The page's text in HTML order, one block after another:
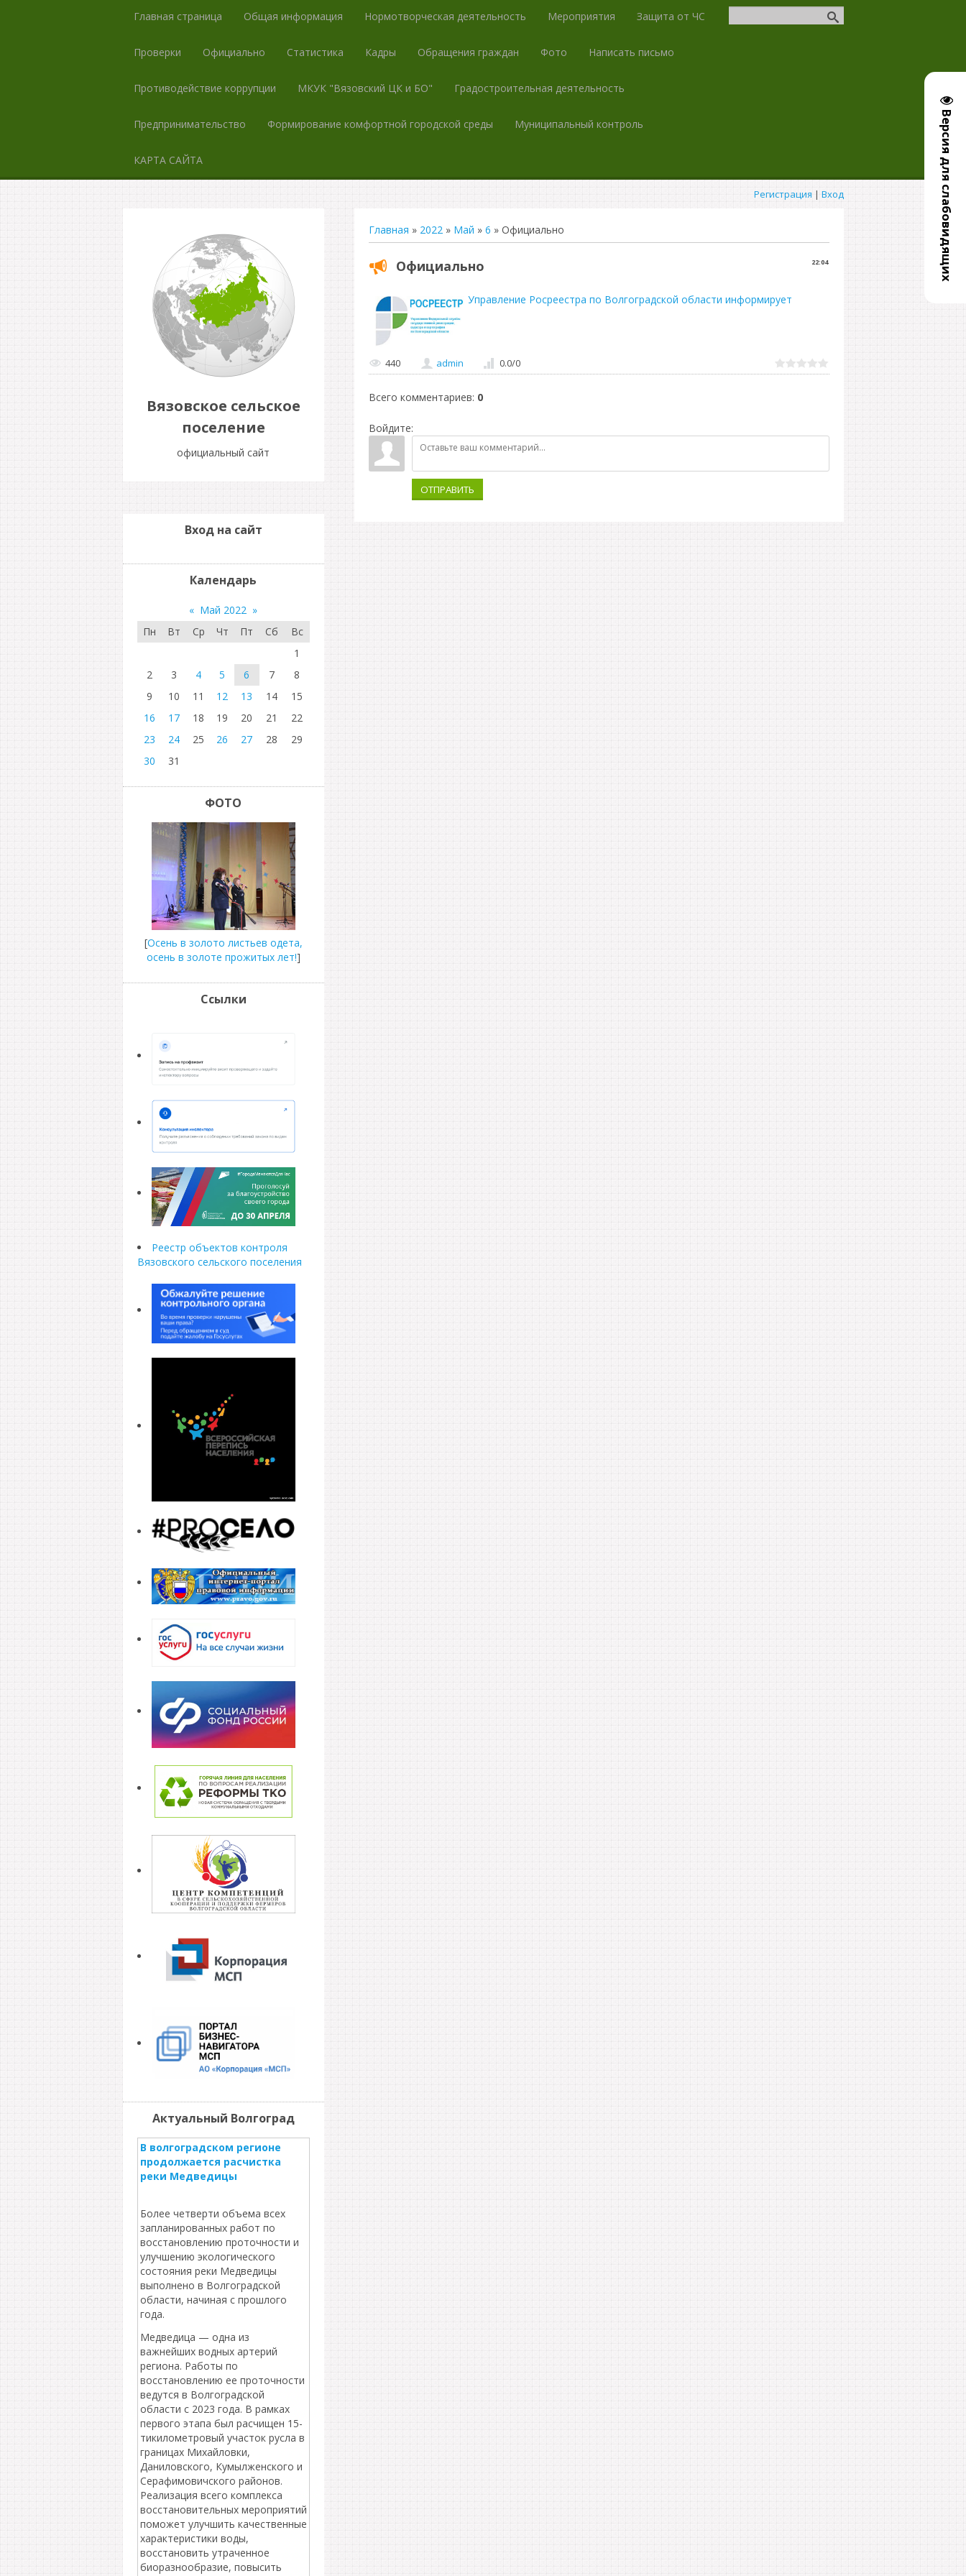
Версия для слабовидящих
Главная страница Общая информация Нормотворческая деятельность Мероприятия Защита от ЧС
Проверки Официально Статистика Кадры Обращения граждан Фото Написать письмо
Противодействие коррупции МКУК "Вязовский ЦК и БО" Градостроительная деятельность
Предпринимательство Формирование комфортной городской среды Муниципальный контроль
КАРТА САЙТА
Регистрация | Вход
Вязовское сельское
поселение
официальный сайт
Главная » 2022 » Май » 6 » Официально
22:04
Официально
Управление Росреестра по Волгоградской области информирует
440 admin 0.0/0
Всего комментариев: 0
Войдите:
ОТПРАВИТЬ
Вход на сайт
Календарь
« Май 2022 »
Пн
Вт Ср Чт Пт Сб
Вс
1
2
3 4 5 6 7
8
9
10 11 12 13 14
15
16
17 18 19 20 21
22
23
24 25 26 27 28
29
30
31
ФОТО
[Осень в золото листьев одета,
осень в золоте прожитых лет!]
Ссылки
Реестр объектов контроля
Вязовского сельского поселения
Актуальный Волгоград
В волгоградском регионе
продолжается расчистка
реки Медведицы
Более четверти объема всех
запланированных работ по
восстановлению проточности и
улучшению экологического
состояния реки Медведицы
выполнено в Волгоградской
области, начиная с прошлого
года.
Медведица — одна из
важнейших водных артерий
региона. Работы по
восстановлению ее проточности
ведутся в Волгоградской
области с 2023 года. В рамках
первого этапа был расчищен 15-
тикилометровый участок русла в
границах Михайловки,
Даниловского, Кумылженского и
Серафимовичского районов.
Реализация всего комплекса
восстановительных мероприятий
поможет улучшить качественные
характеристики воды,
восстановить утраченное
биоразнообразие, повысить